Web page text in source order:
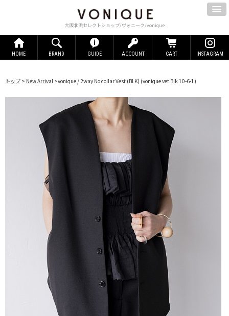
大阪北浜セレクトショップ/ヴォニーク/vonique
HOME BRAND GUIDE ACCOUNT CART INSTAGRAM
トップ > New Arrival >vonique / 2way No collar Vest (BLK) (vonique vet Blk 10-6-1)